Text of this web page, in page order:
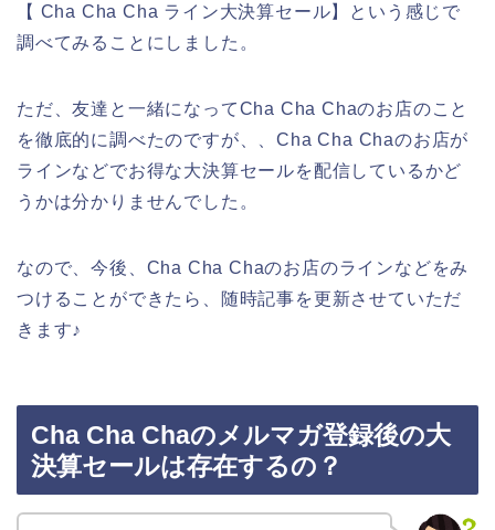
【 Cha Cha Cha ライン大決算セール】という感じで
調べてみることにしました。
ただ、友達と一緒になってCha Cha Chaのお店のこと
を徹底的に調べたのですが、、Cha Cha Chaのお店が
ラインなどでお得な大決算セールを配信しているかど
うかは分かりませんでした。
なので、今後、Cha Cha Chaのお店のラインなどをみ
つけることができたら、随時記事を更新させていただ
きます♪
Cha Cha Chaのメルマガ登録後の大
決算セールは存在するの？